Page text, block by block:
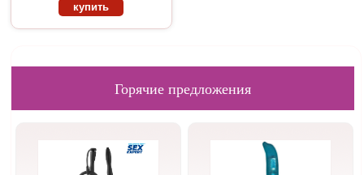
купить
Горячие предложения